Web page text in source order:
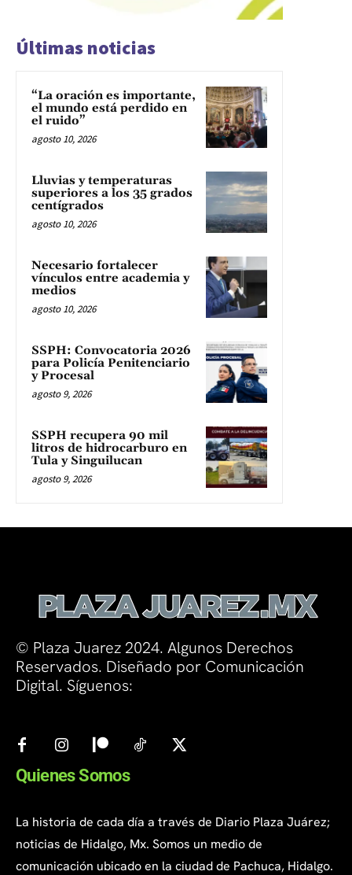
Últimas noticias
“La oración es importante,
el mundo está perdido en
el ruido”
agosto 10, 2026
Lluvias y temperaturas
superiores a los 35 grados
centígrados
agosto 10, 2026
Necesario fortalecer
vínculos entre academia y
medios
agosto 10, 2026
SSPH: Convocatoria 2026
para Policía Penitenciario
y Procesal
agosto 9, 2026
SSPH recupera 90 mil
litros de hidrocarburo en
Tula y Singuilucan
agosto 9, 2026
© Plaza Juarez 2024. Algunos Derechos
Reservados. Diseñado por Comunicación
Digital. Síguenos:
Quienes Somos
La historia de cada día a través de Diario Plaza Juárez;
noticias de Hidalgo, Mx. Somos un medio de
comunicación ubicado en la ciudad de Pachuca, Hidalgo.